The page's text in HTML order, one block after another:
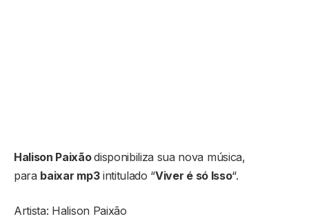
Halison Paixãodisponibiliza sua nova música,
para baixar mp3intitulado “Viver é só Isso“.
Artista: Halison Paixão